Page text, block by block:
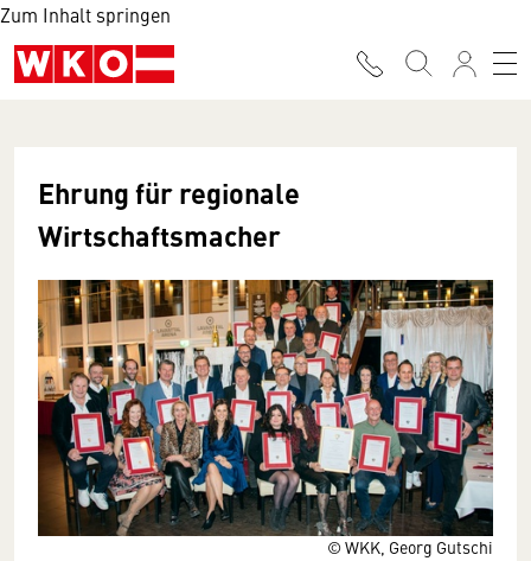
Zum Inhalt springen
© WKK, Georg Gutschi
Ehrung für regionale
Wirtschaftsmacher